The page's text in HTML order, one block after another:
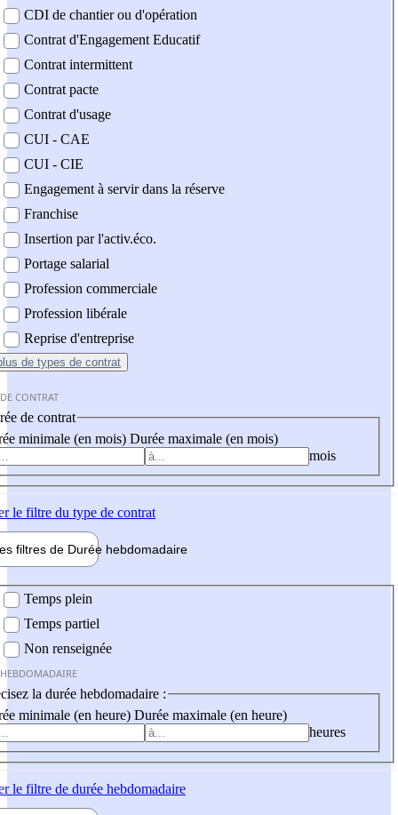
CDI de chantier ou d'opération
Contrat d'Engagement Educatif
Contrat intermittent
Contrat pacte
Contrat d'usage
CUI - CAE
CUI - CIE
Engagement à servir dans la réserve
Franchise
Insertion par l'activ.éco.
Portage salarial
Profession commerciale
Profession libérale
Reprise d'entreprise
de types de contrat
CONTRAT
de contrat
minimale (en mois) Durée maximale (en mois)
mois
le filtre du type de contrat
filtres de Durée hebdomadaire
Temps plein
Temps partiel
Non renseignée
la durée hebdomadaire :
minimale (en heure) Durée maximale (en heure)
heures
le filtre de durée hebdomadaire